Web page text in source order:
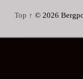
Top ↑ © 2026